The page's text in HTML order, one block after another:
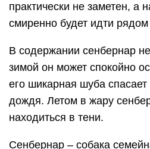
практически не заметен, а
смиренно будет идти
В содержании сенбернар
зимой он может спокойно
его шикарная шуба
дождя. Летом в жару
находиться в тени.
Сенбернар – собака